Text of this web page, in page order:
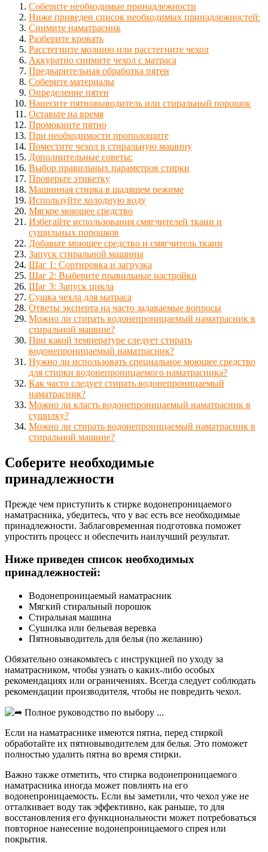
Соберите необходимые принадлежности
Ниже приведен список необходимых принадлежностей:
Снимите наматрасник
Разберите кровать
Расстегните молнию или расстегните чехол
Аккуратно снимите чехол с матраса
Предварительная обработка пятен
Соберите материалы
Определение пятен
Нанесите пятновыводитель или стиральный порошок
Оставьте на время
Промокните пятно
При необходимости прополощите
Поместите чехол в стиральную машину
Дополнительные советы:
Выбор правильных параметров стирки
Проверьте этикетку
Машинная стирка в щадящем режиме
Используйте холодную воду
Мягкое моющее средство
Избегайте использования смягчителей ткани и
сушильных порошков
Добавьте моющее средство и смягчитель ткани
Запуск стиральной машины
Шаг 1: Сортировка и загрузка
Шаг 2: Выберите правильные настройки
Шаг 3: Запуск цикла
Сушка чехла для матраса
Ответы эксперта на часто задаваемые вопросы
Можно ли стирать водонепроницаемый наматрасник в
стиральной машине?
При какой температуре следует стирать
водонепроницаемый наматрасник?
Нужно ли использовать специальное моющее средство
для стирки водонепроницаемого наматрасника?
Как часто следует стирать водонепроницаемый
наматрасник?
Можно ли класть водонепроницаемый наматрасник в
сушилку?
Можно ли стирать водонепроницаемый наматрасник в
стиральной машине?
Соберите необходимые
принадлежности
Прежде чем приступить к стирке водонепроницаемого
наматрасника, убедитесь, что у вас есть все необходимые
принадлежности. Заблаговременная подготовка поможет
упростить процесс и обеспечить наилучший результат.
Ниже приведен список необходимых
принадлежностей:
Водонепроницаемый наматрасник
Мягкий стиральный порошок
Стиральная машина
Сушилка или бельевая веревка
Пятновыводитель для белья (по желанию)
Обязательно ознакомьтесь с инструкцией по уходу за
наматрасником, чтобы узнать о каких-либо особых
рекомендациях или ограничениях. Всегда следует соблюдать
рекомендации производителя, чтобы не повредить чехол.
Если на наматраснике имеются пятна, перед стиркой
обработайте их пятновыводителем для белья. Это поможет
полностью удалить пятна во время стирки.
Важно также отметить, что стирка водонепроницаемого
наматрасника иногда может повлиять на его
водонепроницаемость. Если вы заметили, что чехол уже не
отталкивает воду так эффективно, как раньше, то для
восстановления его функциональности может потребоваться
повторное нанесение водонепроницаемого спрея или
покрытия.